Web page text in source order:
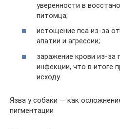
уверенности в
питомца;
истощение пса из-за
апатии и агрессии;
заражение крови из-за
инфекции, что в итоге
исходу.
Язва у собаки — как
пигментации